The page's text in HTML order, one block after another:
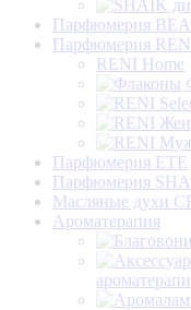
Парфюмерия
Парфюмерия
RENI Home
Парфюмерия ETE
Парфюмерия
Масляные духи
Ароматерапия